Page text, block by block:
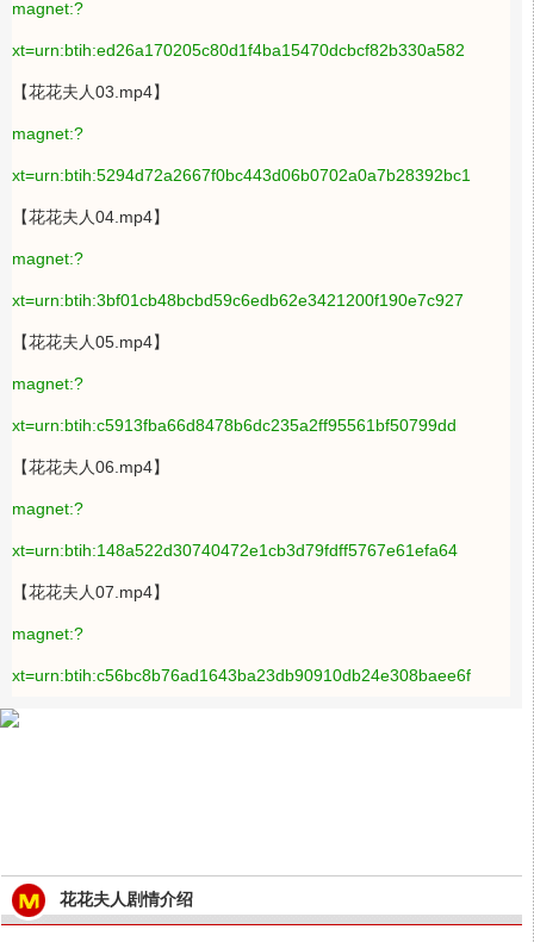
magnet:?
xt=urn:btih:ed26a170205c80d1f4ba15470dcbcf82b330a582
【花花夫人03.mp4】
magnet:?
xt=urn:btih:5294d72a2667f0bc443d06b0702a0a7b28392bc1
【花花夫人04.mp4】
magnet:?
xt=urn:btih:3bf01cb48bcbd59c6edb62e3421200f190e7c927
【花花夫人05.mp4】
magnet:?
xt=urn:btih:c5913fba66d8478b6dc235a2ff95561bf50799dd
【花花夫人06.mp4】
magnet:?
xt=urn:btih:148a522d30740472e1cb3d79fdff5767e61efa64
【花花夫人07.mp4】
magnet:?
xt=urn:btih:c56bc8b76ad1643ba23db90910db24e308baee6f
花花夫人剧情介绍